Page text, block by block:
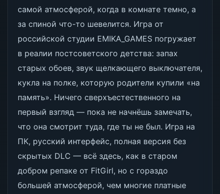
самой атмосферой, когда в комнате темно, а
за спиной что-то шевелится. Игра от
российской студии EMIKA_GAMES погружает
в реалии постсоветского детства: запах
старых обоев, звук щелкающего выключателя,
кукла на полке, которую родители купили «на
память». Ничего сверхъестественного на
первый взгляд — пока не начнёшь замечать,
что она смотрит туда, где ты не был. Игра на
ПК, русский интерфейс, полная версия без
скрытых DLC — всё здесь, как в старом
добром репаке от FitGirl, но с гораздо
большей атмосферой, чем многие платные